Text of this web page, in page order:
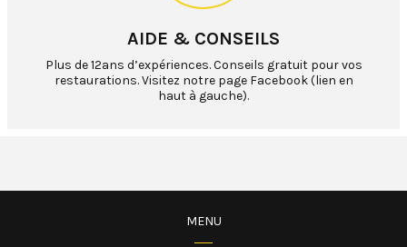
AIDE & CONSEILS
Plus de 12ans d’expériences. Conseils gratuit pour vos
restaurations. Visitez notre page Facebook (lien en
haut à gauche).
MENU